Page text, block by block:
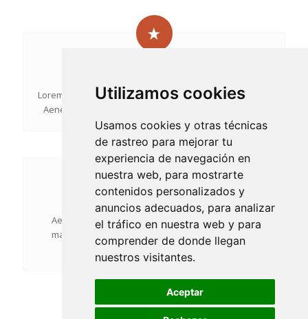
Utilizamos cookies
Usamos cookies y otras técnicas
de rastreo para mejorar tu
experiencia de navegación en
nuestra web, para mostrarte
contenidos personalizados y
anuncios adecuados, para analizar
el tráfico en nuestra web y para
comprender de donde llegan
nuestros visitantes.
Aceptar
Lorem ipsum dolor sit amet, consectetuer adipiscing elit.
Aenean
GOTTA LOVE IT
Aenean massa. Cum sociis natoque penatibus et
magnis dis
parturient montes
, nascetur ridiculus
mus. Lorem ipsum dolor sit amet